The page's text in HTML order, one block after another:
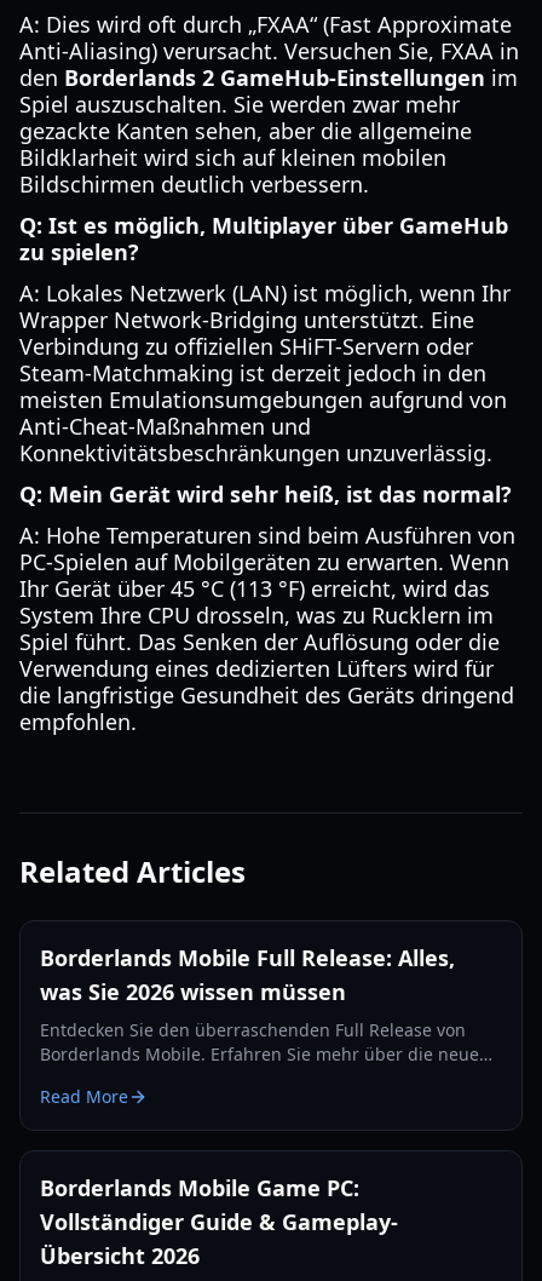
A: Dies wird oft durch „FXAA“ (Fast Approximate
Anti-Aliasing) verursacht. Versuchen Sie, FXAA in
den Borderlands 2 GameHub-Einstellungen im
Spiel auszuschalten. Sie werden zwar mehr
gezackte Kanten sehen, aber die allgemeine
Bildklarheit wird sich auf kleinen mobilen
Bildschirmen deutlich verbessern.
Q: Ist es möglich, Multiplayer über GameHub
zu spielen?
A: Lokales Netzwerk (LAN) ist möglich, wenn Ihr
Wrapper Network-Bridging unterstützt. Eine
Verbindung zu offiziellen SHiFT-Servern oder
Steam-Matchmaking ist derzeit jedoch in den
meisten Emulationsumgebungen aufgrund von
Anti-Cheat-Maßnahmen und
Konnektivitätsbeschränkungen unzuverlässig.
Q: Mein Gerät wird sehr heiß, ist das normal?
A: Hohe Temperaturen sind beim Ausführen von
PC-Spielen auf Mobilgeräten zu erwarten. Wenn
Ihr Gerät über 45 °C (113 °F) erreicht, wird das
System Ihre CPU drosseln, was zu Rucklern im
Spiel führt. Das Senken der Auflösung oder die
Verwendung eines dedizierten Lüfters wird für
die langfristige Gesundheit des Geräts dringend
empfohlen.
Related Articles
Borderlands Mobile Full Release: Alles,
was Sie 2026 wissen müssen
Entdecken Sie den überraschenden Full Release von
Borderlands Mobile. Erfahren Sie mehr über die neue
iPhone für das beste Erlebnis optimieren.
Read More
Borderlands Mobile Game PC:
Vollständiger Guide & Gameplay-
Übersicht 2026